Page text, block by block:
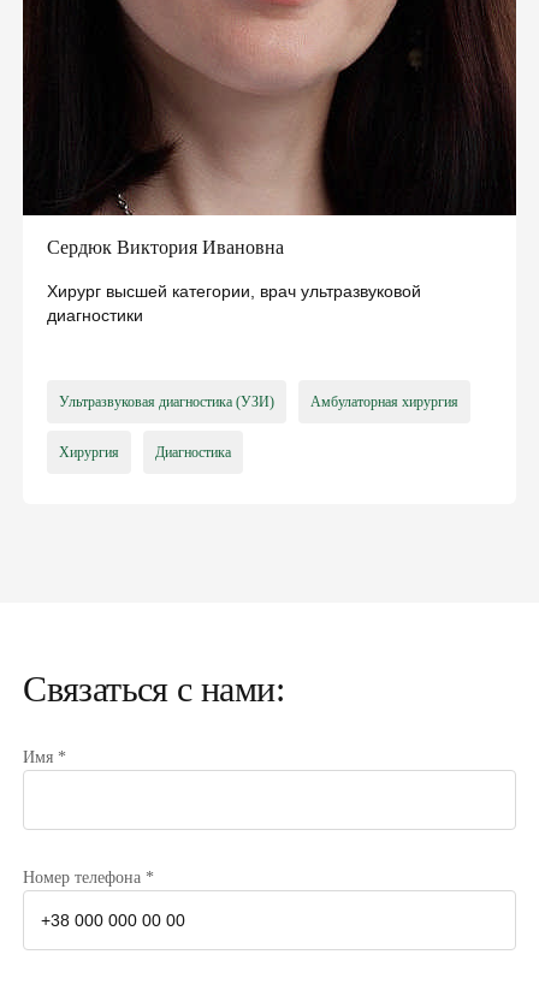
Сердюк Виктория Ивановна
Хирург высшей категории, врач ультразвуковой
диагностики
Ультразвуковая диагностика (УЗИ) Амбулаторная хирургия
Хирургия Диагностика
Связаться с нами:
Имя *
Номер телефона *